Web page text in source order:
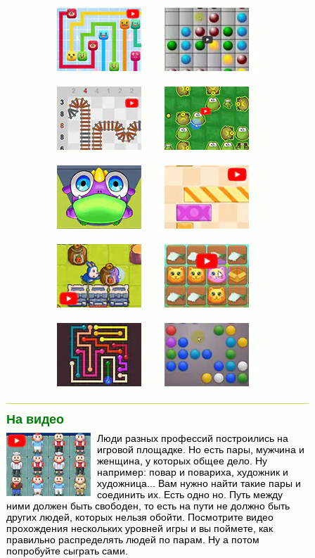
На видео
Люди разных профессий построились на
игровой площадке. Но есть пары, мужчина и
женщина, у которых общее дело. Ну
например: повар и повариха, художник и
художница... Вам нужно найти такие пары и
соединить их. Есть одно но. Путь между
ними должен быть свободен, то есть на пути не должно быть
других людей, которых нельзя обойти. Посмотрите видео
прохождения нескольких уровней игры и вы поймете, как
правильно распределять людей по парам. Ну а потом
попробуйте сыграть сами.